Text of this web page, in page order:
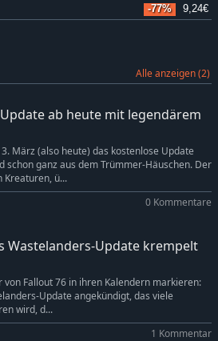
-77% 9,24€
Alle anzeigen (2)
ab heute mit legendärem
März (also heute) das kostenlose Update
schon ganz aus dem Trümmer-Häuschen. Der
Kreaturen, ü...
0 Kommentare
Wastelanders-Update krempelt
von Fallout 76 in ihren Kalendern markieren:
Update angekündigt, das viele
wird, d...
1 Kommentar